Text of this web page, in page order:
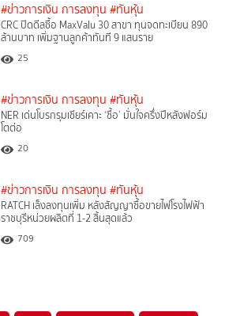
#ข่าวการเงิน การลงทุน #ทันหุ้น
CRC ปิดดีลซื้อ MaxValu 30 สาขา ทุนจดทะเบียน 890
ล้านบาท เพิ่มฐานลูกค้าทันที 9 แสนราย
25
#ข่าวการเงิน การลงทุน #ทันหุ้น
NER เด่นโบรกรุมเชียร์เคาะ ‘ซื้อ’ มั่นใจครึ่งปีหลังฟอร์ม
โตต่อ
20
#ข่าวการเงิน การลงทุน #ทันหุ้น
RATCH เล็งลงทุนเพิ่ม หลังสัญญาซื้อขายไฟโรงไฟฟ้า
ราชบุรีหน่วยผลิตที่ 1-2 สิ้นสุดแล้ว
709